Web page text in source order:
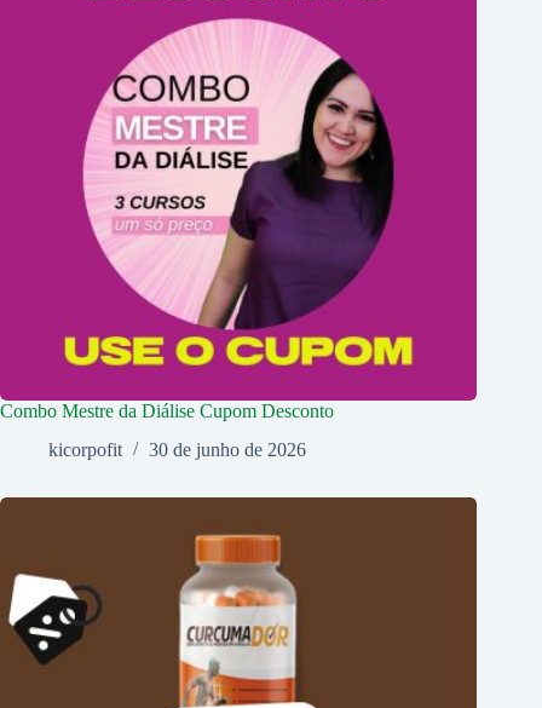
Combo Mestre da Diálise Cupom Desconto
kicorpofit
30 de junho de 2026